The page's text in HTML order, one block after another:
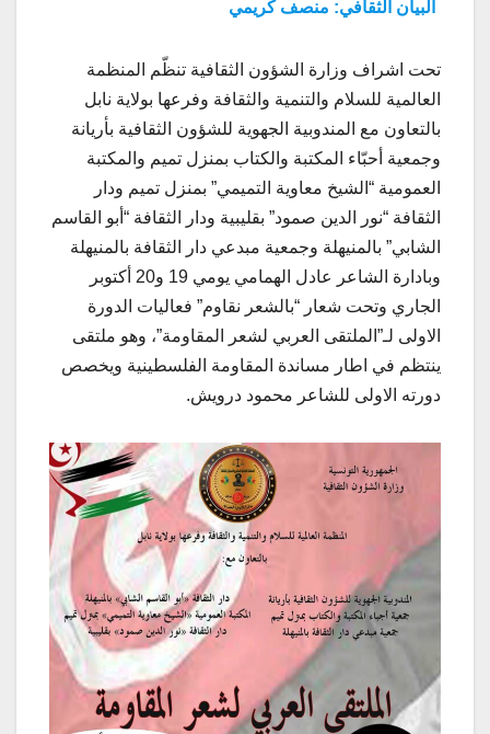
البيان الثقافي: منصف كريمي
تحت اشراف وزارة الشؤون الثقافية تنظّم المنظمة
العالمية للسلام والتنمية والثقافة وفرعها بولاية نابل
بالتعاون مع المندوبية الجهوية للشؤون الثقافية بأريانة
وجمعية أحبّاء المكتبة والكتاب بمنزل تميم والمكتبة
العمومية “الشيخ معاوية التميمي” بمنزل تميم ودار
الثقافة “نور الدين صمود” بقليبية ودار الثقافة “أبو القاسم
الشابي” بالمنيهلة وجمعية مبدعي دار الثقافة بالمنيهلة
وبادارة الشاعر عادل الهمامي يومي 19 و20 أكتوبر
الجاري وتحت شعار “بالشعر نقاوم” فعاليات الدورة
الاولى لـ”الملتقى العربي لشعر المقاومة”، وهو ملتقى
ينتظم في اطار مساندة المقاومة الفلسطينية ويخصص
دورته الاولى للشاعر محمود درويش.